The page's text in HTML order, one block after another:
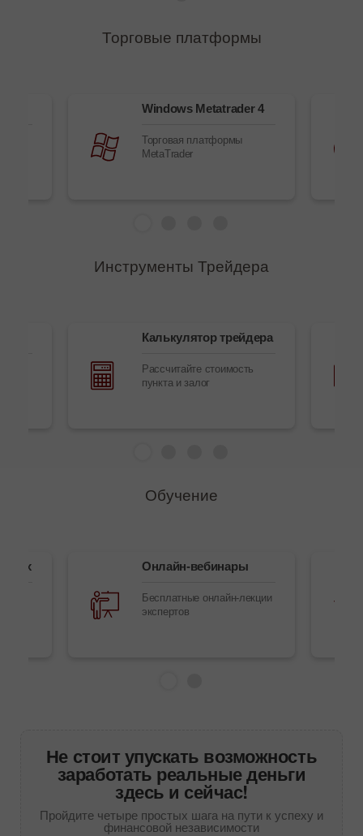
Торговые платформы
Windows Metatrader 4
Торговая платформы
MetaTrader
Инструменты Трейдера
Калькулятор трейдера
Рассчитайте стоимость
пункта и залог
Обучение
Онлайн-вебинары
Бесплатные онлайн-лекции
экспертов
Не стоит упускать возможность
заработать реальные деньги
здесь и сейчас!
Пройдите четыре простых шага на пути к успеху и
финансовой независимости